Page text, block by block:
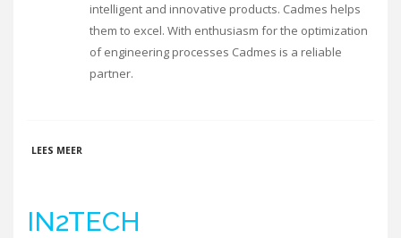
intelligent and innovative products. Cadmes helps
them to excel. With enthusiasm for the optimization
of engineering processes Cadmes is a reliable
partner.
LEES MEER
IN2TECH